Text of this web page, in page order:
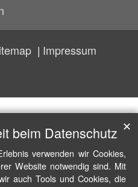
Impressum
beim Datenschutz
verwenden wir Cookies,
Website notwendig sind. Mit
auch Tools und Cookies, die
✕